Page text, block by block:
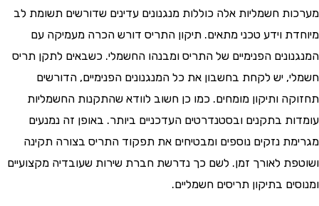
חשמליות אלה כוללות מנגנונים עדינים שדורשים תשומת לב
וידע טכני מתאים. תיקון התריס דורש הכרה מעמיקה עם
הפנימיים של התריס ומבנהו החשמלי. כשבאים לתקן תריס
יש לקחת בחשבון את כל המנגנונים הפנימיים, הדורשים
ותיקון מומחים. כמו כן חשוב לוודא שהתקנות החשמליות
בתקנים ובסטנדרטים העדכניים ביותר. באופן זה נמנעים
נזקים נוספים ומבטיחים את תפקוד התריס בצורה תקינה
לאורך זמן. לשם כך נדרשת חברת שירות שעובדיה מקצועיים
בתיקון תריסים חשמליים.